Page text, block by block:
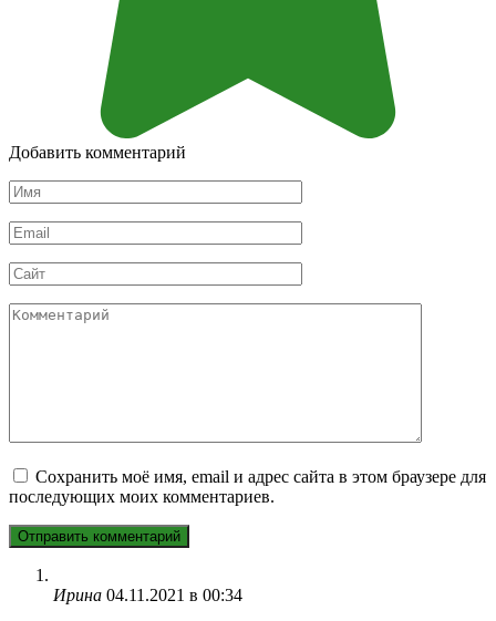
Добавить комментарий
Имя
*
Email
*
Сайт
Комментарий
Сохранить моё имя, email и адрес сайта в этом браузере для
последующих моих комментариев.
Ирина 04.11.2021 в 00:34